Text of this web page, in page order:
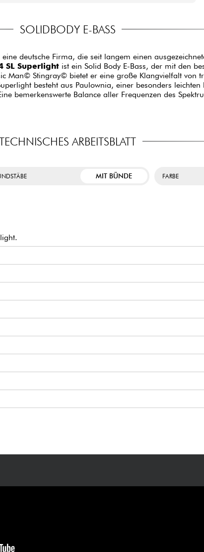
SOLIDBODY E-BASS
deutsche Firma, die seit langem einen
SL Superlightist ein Solid Body E-Bass, der mit den
Man© Stingray© bietet er eine große Klangvielfalt von
besteht aus Paulownia, einer besonders
bemerkenswerte Balance aller Frequenzen des
ARBEITSBLATT
MIT BÜNDE FARBE
(konzentrische Potentiometer), passiver Ton.